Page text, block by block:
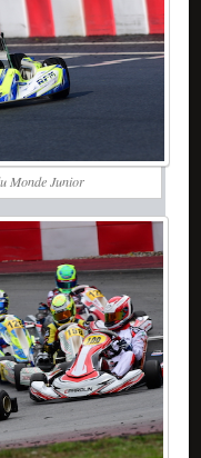
Monde Junior